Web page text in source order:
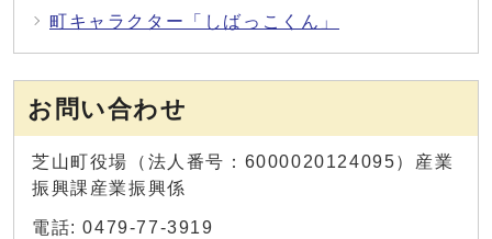
町キャラクター「しばっこくん」
お問い合わせ
芝山町役場（法人番号：6000020124095）産業
振興課産業振興係
電話: 0479-77-3919